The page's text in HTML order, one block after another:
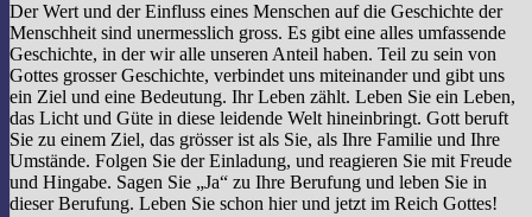
Der Wert und der Einfluss eines Menschen auf die Geschichte der
Menschheit sind unermesslich gross. Es gibt eine alles umfassende
Geschichte, in der wir alle unseren Anteil haben. Teil zu sein von
Gottes grosser Geschichte, verbindet uns miteinander und gibt uns
ein Ziel und eine Bedeutung. Ihr Leben zählt. Leben Sie ein Leben,
das Licht und Güte in diese leidende Welt hineinbringt. Gott beruft
Sie zu einem Ziel, das grösser ist als Sie, als Ihre Familie und Ihre
Umstände. Folgen Sie der Einladung, und reagieren Sie mit Freude
und Hingabe. Sagen Sie „Ja“ zu Ihre Berufung und leben Sie in
dieser Berufung. Leben Sie schon hier und jetzt im Reich Gottes!